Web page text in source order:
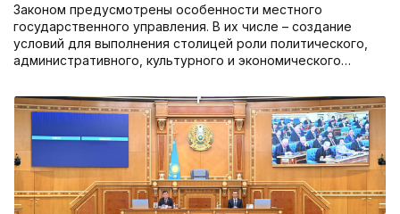
Законом предусмотрены особенности местного
государственного управления. В их числе – создание
условий для выполнения столицей роли политического,
административного, культурного и экономического…